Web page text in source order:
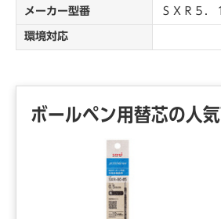
メーカー型番 ＳＸＲ５．
環境対応
ボールペン用替芯の人